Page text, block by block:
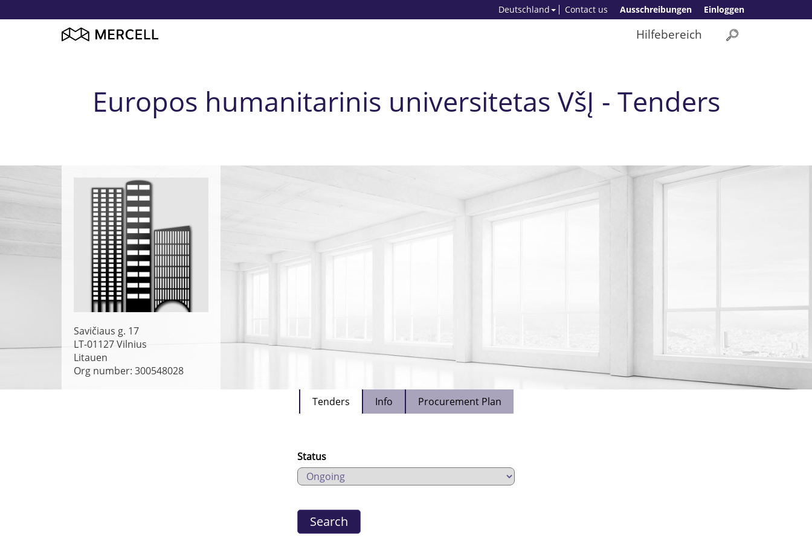
Einloggen
Ausschreibungen
Contact us
Deutschland
Hilfebereich
Europos humanitarinis universitetas VšĮ - Tenders
Savičiaus g. 17
LT-01127Vilnius
Litauen
Org number: 300548028
Tenders Info Procurement Plan
Status